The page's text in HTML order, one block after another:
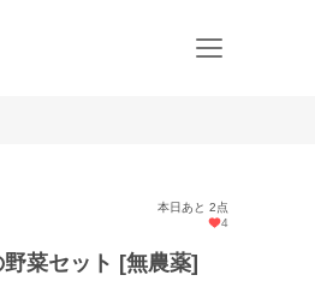
本日あと 2点
4
菜セット [無農薬]